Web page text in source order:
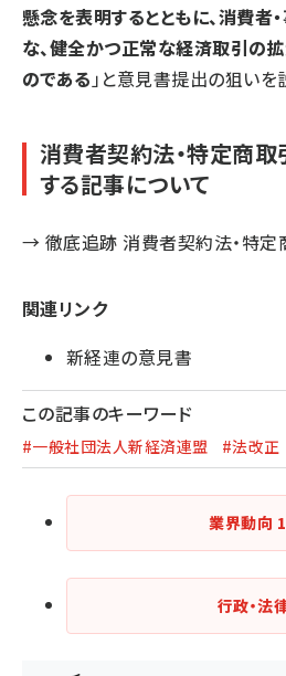
懸念を表明するとともに、消費者
な、健全かつ正常な経済取引の
のである 」と意見書提出の狙いを
消費者契約法・特定商
する記事について
→ 徹底追跡 消費者契約法・特
関連リンク
新経連の意見書
この記事のキーワード
#一般社団法人新経済連盟 #法改正
業界動向
行政・法